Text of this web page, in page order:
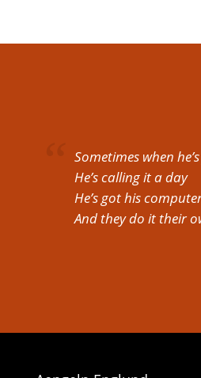
Sometimes when
He’s calling it a day
He’s got his
And they do it their